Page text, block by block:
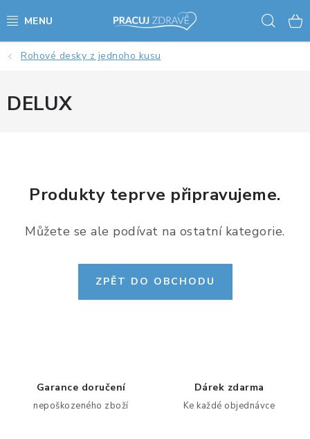
na
AKCE - SLEVY - VÝPRODEJ
STOLY A ŽIDLE
NOHY KE STOLU A PODNOŽE
PŘÍSLUŠENSTVÍ KE STOLŮM
KANCELÁŘSKÉ KONTEJNERY
ZDRAVOTNÍ OBUV
Rohové desky z jednoho kusu
DELUX
Produkty teprve připravujeme.
Můžete se ale podívat na ostatní kategorie.
ZPĚT DO OBCHODU
Garance doručení
nepoškozeného zboží
Dárek zdarma
Ke každé objednávce